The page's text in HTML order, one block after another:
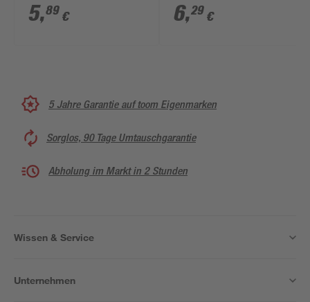
braun 4 Stück
5,89 € 6,29 €
5 Jahre Garantie auf toom Eigenmarken
Sorglos, 90 Tage Umtauschgarantie
Abholung im Markt in 2 Stunden
Wissen & Service
Unternehmen